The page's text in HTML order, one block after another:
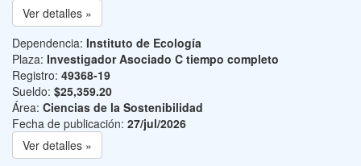
Ver detalles »
Dependencia: Instituto de Ecología
Plaza: Investigador Asociado C tiempo completo
Registro: 49368-19
Sueldo: $25,359.20
Área: Ciencias de la Sostenibilidad
Fecha de publicación: 27/jul/2026
Ver detalles »